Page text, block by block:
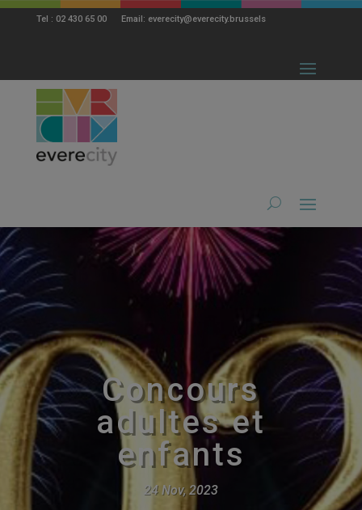
Tel : 02 430 65 00 Email: everecity@everecity.brussels
Concours
adultes et
enfants
24 Nov, 2023
modal-check